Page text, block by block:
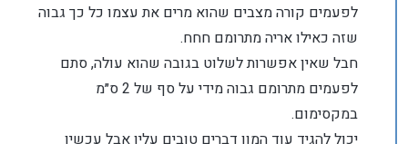
לפעמים קורה מצבים שהוא מרים את עצמו כל כך גבוה
שזה כאילו אריה מתרומם חחח.
חבל שאין אפשרות לשלוט בגובה שהוא עולה, סתם
לפעמים מתרומם גבוה מידי על סף של 2 ס״מ
במקסימום.
יכול להגיד עוד המון דברים טובים עליו אבל עכשיו